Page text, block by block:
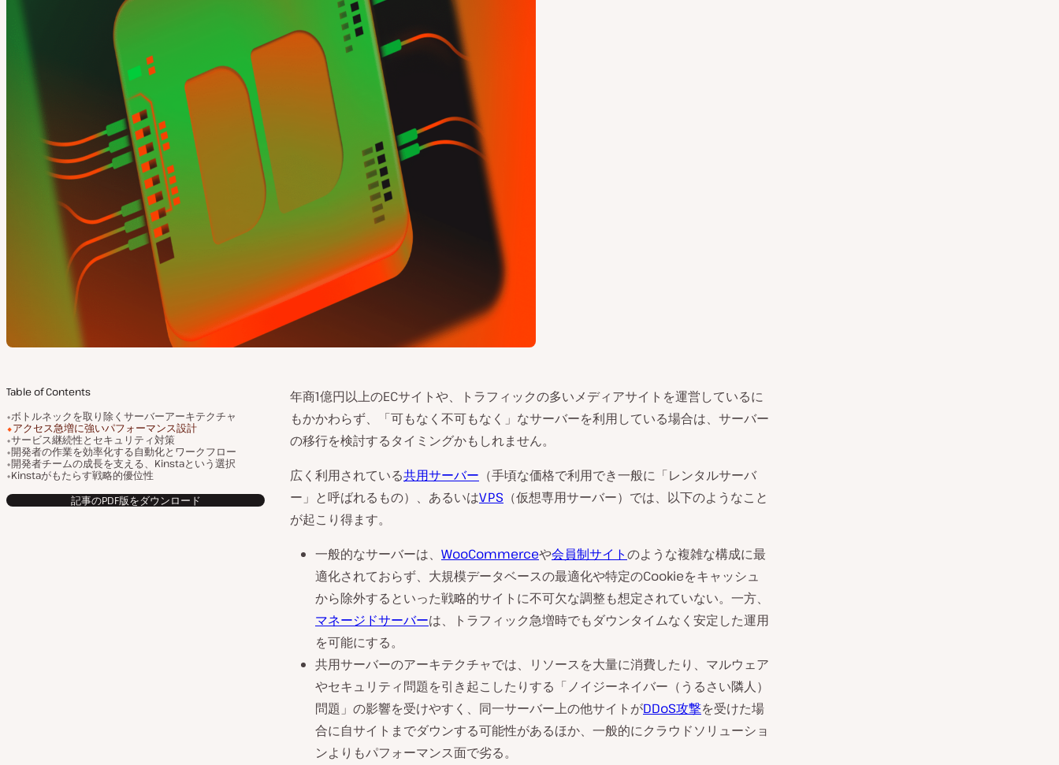
Table of Contents
ボトルネックを取り除くサーバーアーキテクチャ
アクセス急増に強いパフォーマンス設計
サービス継続性とセキュリティ対策
開発者の作業を効率化する自動化とワークフロー
開発者チームの成長を支える、Kinstaという選択
Kinstaがもたらす戦略的優位性
記事のPDF版をダウンロード
年商1億円以上のECサイトや、トラフィックの多いメディアサイトを運営しているに
もかかわらず、「可もなく不可もなく」なサーバーを利用している場合は、サーバー
の移行を検討するタイミングかもしれません。
広く利用されている共用サーバー （手頃な価格で利用でき一般に「レンタルサーバ
ー」と呼ばれるもの）、あるいはVPS （仮想専用サーバー）では、以下のようなこと
が起こり得ます。
一般的なサーバーは、 WooCommerceや会員制サイトのような複雑な構成に最
適化されておらず、大規模データベースの最適化や特定のCookieをキャッシュ
から除外するといった戦略的サイトに不可欠な調整も想定されていない。一方、
マネージドサーバーは、トラフィック急増時でもダウンタイムなく安定した運用
を可能にする。
共用サーバーのアーキテクチャでは、リソースを大量に消費したり、マルウェア
やセキュリティ問題を引き起こしたりする「ノイジーネイバー（うるさい隣人）
問題」の影響を受けやすく、同一サーバー上の他サイトがDDoS攻撃を受けた場
合に自サイトまでダウンする可能性があるほか、一般的にクラウドソリューショ
ンよりもパフォーマンス面で劣る。